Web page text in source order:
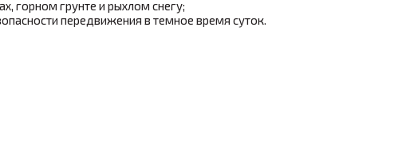
горном грунте и рыхлом снегу;
передвижения в темное время суток.